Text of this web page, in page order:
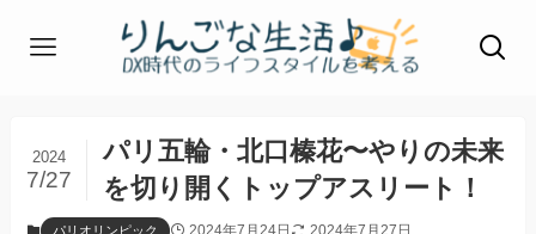
パリ五輪・北口榛花〜やりの未来
を切り開くトップアスリート！
2024
7/27
パリオリンピック